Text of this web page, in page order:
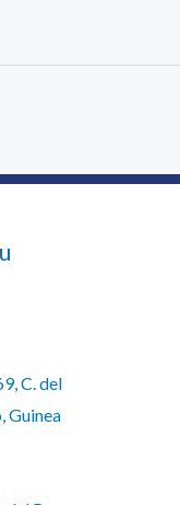
C. del
Guinea